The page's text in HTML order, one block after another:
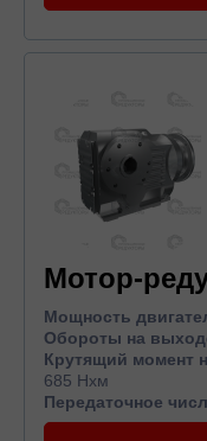
Мотор-
Мощность
Обороты на
Крутящий момент
685 Нхм
Передаточное